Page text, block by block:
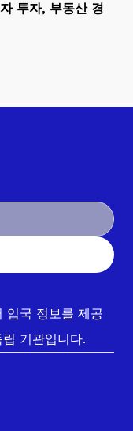
투자, 부동산 경
입국 정보를 제공
기관입니다.